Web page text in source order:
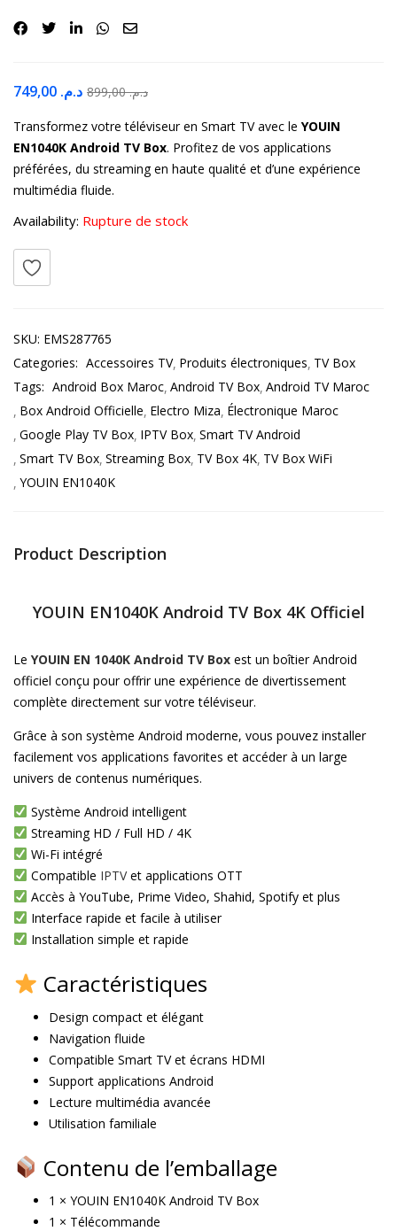
د.م. د.م.899,00
Transformez votre téléviseur en Smart TV avec le YOUIN
EN1040K Android TV Box. Profitez de vos applications
préférées, du streaming en haute qualité et d’une expérience
multimédia fluide.
Availability: Rupture de stock
SKU: EMS287765
Categories: Accessoires TV Produits électroniques TV Box
Tags: Android Box Maroc Android TV Box Android TV Maroc
Box Android Officielle Electro Miza Électronique Maroc
Google Play TV Box IPTV Box Smart TV Android
Smart TV Box Streaming Box TV Box 4K TV Box WiFi
YOUIN EN1040K
Product Description
YOUIN EN1040K Android TV Box 4K Officiel
Le YOUIN EN 1040K Android TV Box est un boîtier Android
officiel conçu pour offrir une expérience de divertissement
complète directement sur votre téléviseur.
Grâce à son système Android moderne, vous pouvez installer
facilement vos applications favorites et accéder à un large
univers de contenus numériques.
Système Android intelligent
Streaming HD / Full HD / 4K
Wi-Fi intégré
Compatible IPTVet applications OTT
Accès à YouTube, Prime Video, Shahid, Spotify et plus
Interface rapide et facile à utiliser
Installation simple et rapide
Caractéristiques
Design compact et élégant
Navigation fluide
Compatible Smart TV et écrans HDMI
Support applications Android
Lecture multimédia avancée
Utilisation familiale
Contenu de l’emballage
1 × YOUIN EN1040K Android TV Box
1 × Télécommande